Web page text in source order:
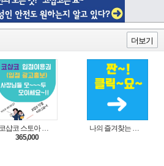
더보기
코샵코 스토아 입점 1년 이용권
365,000
나의 즐겨찾는 상품 리스트로 편리하게 주문하세요~(쿠팡 다이나믹 배너)